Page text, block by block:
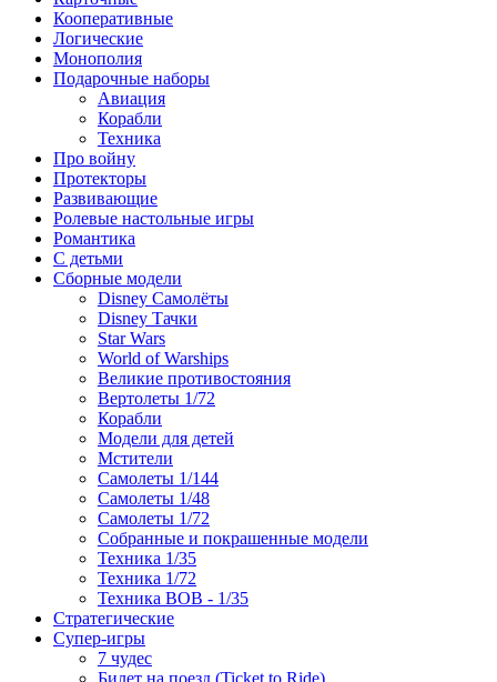
Кооперативные
Логические
Монополия
Подарочные наборы
Авиация
Корабли
Техника
Про войну
Протекторы
Развивающие
Ролевые настольные игры
Романтика
С детьми
Сборные модели
Disney Самолёты
Disney Тачки
Star Wars
World of Warships
Великие противостояния
Вертолеты 1/72
Корабли
Модели для детей
Мстители
Самолеты 1/144
Самолеты 1/48
Самолеты 1/72
Собранные и покрашенные модели
Техника 1/35
Техника 1/72
Техника ВОВ - 1/35
Стратегические
Супер-игры
7 чудес